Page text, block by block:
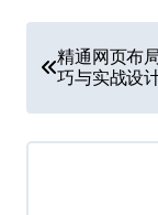
章
导
航
精通网页布
巧与实战设